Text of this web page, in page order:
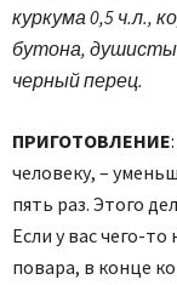
куркума 0,5 ч.л.,
бутона,
черный перец.
ПРИГОТОВЛЕНИЕ
человеку, –
пять раз. Этого
Если у вас чего-
повара, в конце